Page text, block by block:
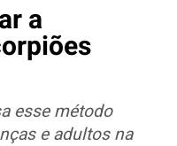
a
esse método
e adultos na